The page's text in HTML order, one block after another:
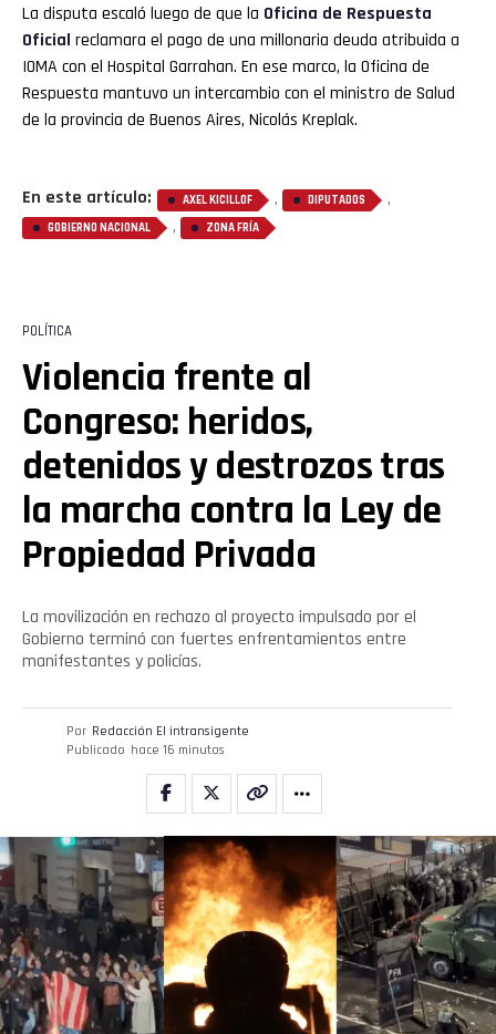
La disputa escaló luego de que la Oficina de Respuesta
Oficial reclamara el pago de una millonaria deuda atribuida a
IOMA con el Hospital Garrahan. En ese marco, la Oficina de
Respuesta mantuvo un intercambio con el ministro de Salud
de la provincia de Buenos Aires, Nicolás Kreplak.
En este artículo: AXEL KICILLOF , DIPUTADOS ,
GOBIERNO NACIONAL , ZONA FRÍA
POLÍTICA
Violencia frente al
Congreso: heridos,
detenidos y destrozos tras
la marcha contra la Ley de
Propiedad Privada
La movilización en rechazo al proyecto impulsado por el
Gobierno terminó con fuertes enfrentamientos entre
manifestantes y policías.
Por Redacción El intransigente
Publicado hace 16 minutos
Flipboard
Reddit
Pinterest
Whatsapp
Email